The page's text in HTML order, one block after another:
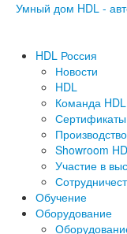
Умный дом HDL -
HDL Россия
Новости
HDL
Команда HDL
Производство
Showroom
Участие в
Обучение
Оборудование